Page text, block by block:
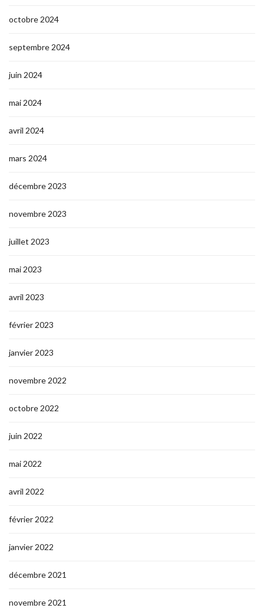
octobre 2024
septembre 2024
juin 2024
mai 2024
avril 2024
mars 2024
décembre 2023
novembre 2023
juillet 2023
mai 2023
avril 2023
février 2023
janvier 2023
novembre 2022
octobre 2022
juin 2022
mai 2022
avril 2022
février 2022
janvier 2022
décembre 2021
novembre 2021